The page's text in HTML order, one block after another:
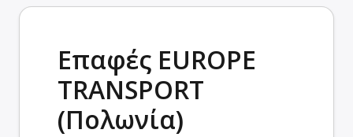
Επαφές EUROPE
TRANSPORT
(Πολωνία)